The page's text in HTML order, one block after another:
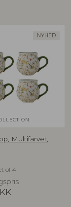
NYHED
Multifarvet,
of 4